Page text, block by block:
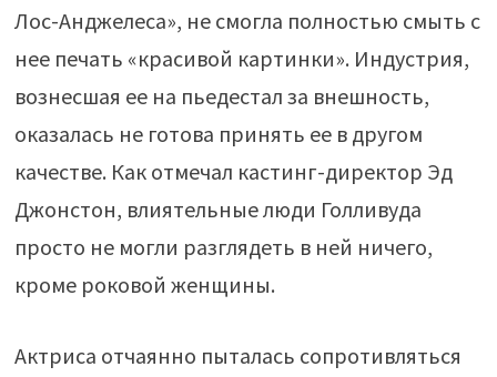
Лос-Анджелеса», не смогла полностью смыть с
нее печать «красивой картинки». Индустрия,
вознесшая ее на пьедестал за внешность,
оказалась не готова принять ее в другом
качестве. Как отмечал кастинг-директор Эд
Джонстон, влиятельные люди Голливуда
просто не могли разглядеть в ней ничего,
кроме роковой женщины.
Актриса отчаянно пыталась сопротивляться